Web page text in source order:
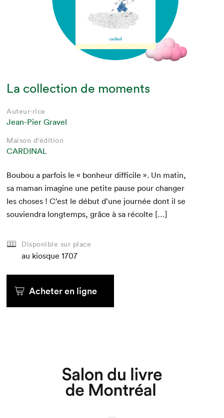
Que cherchez-vous?
La collection de moments
Auteur·rice
Jean-Pier Gravel
Maison d'édition
CARDINAL
Boubou a par­fois le « bon­heur dif­fi­cile ». Un matin,
sa maman imag­ine une petite pause pour chang­er
les choses ! C’est le début d’une journée dont il se
sou­vien­dra longtemps, grâce à sa récolte […]
Disponible sur place
au kiosque 1707
Acheter en ligne